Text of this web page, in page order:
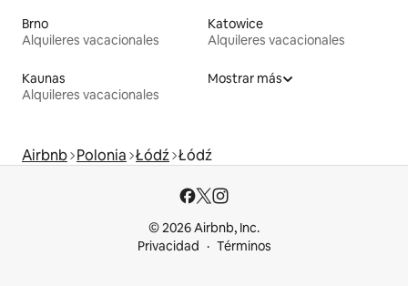
Brno
Alquileres vacacionales
Katowice
Alquileres vacacionales
Kaunas
Alquileres vacacionales
Mostrar más
Airbnb Polonia Łódź Łódź
© 2026 Airbnb, Inc.
Privacidad
Términos